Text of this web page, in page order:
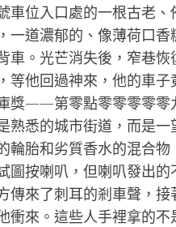
車位入口處的一根古老
一道濃郁的、像薄荷口
車。光芒消失後，窄巷
等他回過神來，他的車
獎——第零點零零零零零
熟悉的城市街道，而是
輪胎和劣質香水的混合
圖按喇叭，但喇叭發出
傳來了刺耳的剎車聲，接
衝來。這些人手裡拿的